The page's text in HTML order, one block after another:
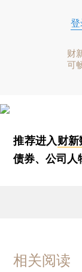
登
财
可
推荐进入财
债券、公司人
相关阅读